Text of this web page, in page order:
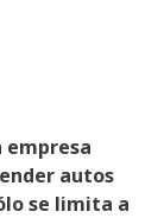
empresa
autos
se limita a